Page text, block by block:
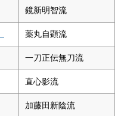
鏡新明智流
薬丸自顕流
一刀正伝無刀流
直心影流
加藤田新陰流